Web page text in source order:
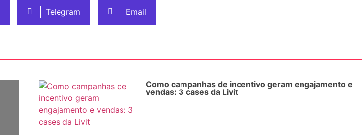
Telegram Email
Como campanhas de incentivo geram engajamento e
vendas: 3 cases da Livit